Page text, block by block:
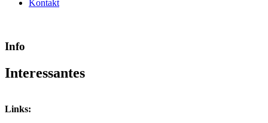
Kontakt
Info
Interessantes
Links: